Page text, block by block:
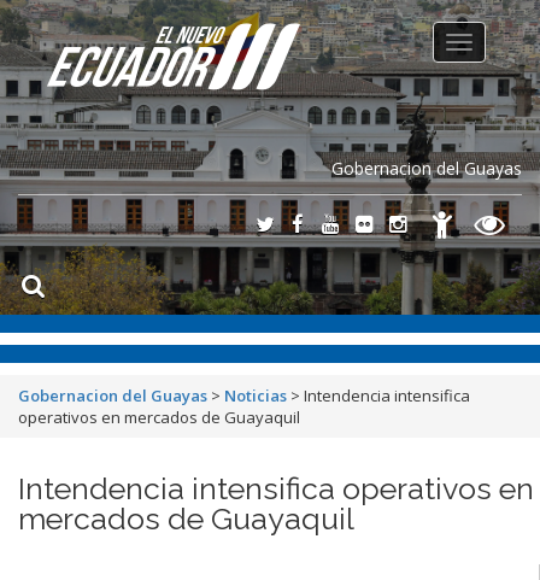
Gobernacion del Guayas
Toggle
navigation
Gobernacion del Guayas > Noticias > Intendencia intensifica
operativos en mercados de Guayaquil
Intendencia intensifica operativos en
mercados de Guayaquil